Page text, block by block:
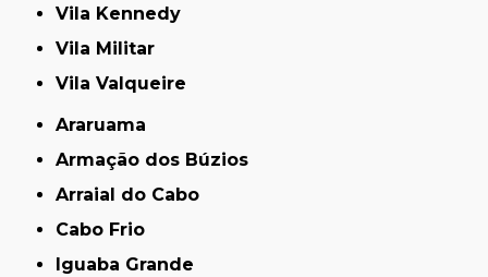
Vila Kennedy
Vila Militar
Vila Valqueire
Araruama
Armação dos Búzios
Arraial do Cabo
Cabo Frio
Iguaba Grande